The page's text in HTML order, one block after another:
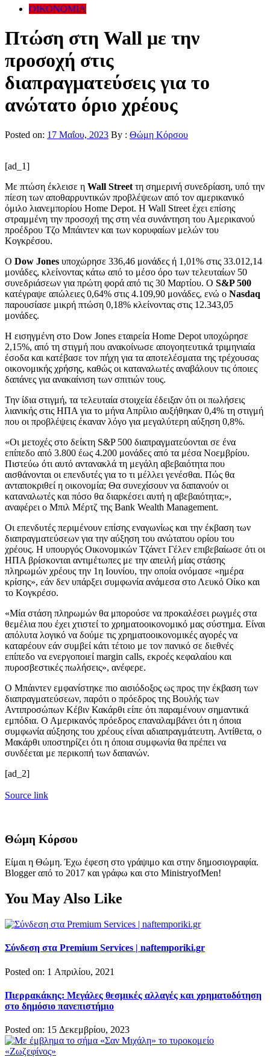
ΟΙΚΟΝΟΜΙΑ
Πτώση στη Wall με την
προσοχή στις
διαπραγματεύσεις για το
ανώτατο όριο χρέους
Posted on: 17 Μαΐου, 2023 By : Θώμη Κόρσου
[ad_1]
Mε πτώση έκλεισε η Wall Street τη σημερινή συνεδρίαση, υπό την
πίεση των αποθαρρυντικών προβλέψεων από τον αμερικανικό
όμιλο λιανεμπορίου Home Depot. Η Wall Street έχει επίσης
στραμμένη την προσοχή της στη νέα συνάντηση του Αμερικανού
προέδρου Τζο Μπάιντεν και των κορυφαίων μελών του
Κογκρέσου.
Ο Dow Jones υποχώρησε 336,46 μονάδες ή 1,01% στις 33.012,14
μονάδες, κλείνοντας κάτω από το μέσο όρο των τελευταίων 50
συνεδριάσεων για πρώτη φορά από τις 30 Μαρτίου. Ο S&P 500
κατέγραψε απώλειες 0,64% στις 4.109,90 μονάδες, ενώ ο Nasdaq
παρουσίασε μικρή πτώση 0,18% κλείνοντας στις 12.343,05
μονάδες.
Η εισηγμένη στο Dow Jones εταιρεία Home Depot υποχώρησε
2,15%, από τη στιγμή που ανακοίνωσε απογοητευτικά τριμηνιαία
έσοδα και κατέβασε τον πήχη για τα αποτελέσματα της τρέχουσας
οικονομικής χρήσης, καθώς οι καταναλωτές αναβάλουν τις όποιες
δαπάνες για ανακαίνιση των σπιτιών τους.
Την ίδια στιγμή, τα τελευταία στοιχεία έδειξαν ότι οι πωλήσεις
λιανικής στις ΗΠΑ για το μήνα Απρίλιο αυξήθηκαν 0,4% τη στιγμή
που οι προβλέψεις έκαναν λόγο για μεγαλύτερη αύξηση 0,8%.
«Οι μετοχές στο δείκτη S&P 500 διαπραγματεύονται σε ένα
επίπεδο από 3.800 έως 4.200 μονάδες από τα μέσα Νοεμβρίου.
Πιστεύω ότι αυτό αντανακλά τη μεγάλη αβεβαιότητα που
αισθάνονται οι επενδυτές για το τι μέλλει γενέσθαι. Πώς θα
ανταποκριθεί η οικονομία; Θα συνεχίσουν να δαπανούν οι
καταναλωτές και πόσο θα διαρκέσει αυτή η αβεβαιότητα;»,
αναφέρει ο Μπιλ Μέρτζ της Bank Wealth Management.
Oι επενδυτές περιμένουν επίσης εναγωνίως και την έκβαση των
διαπραγματεύσεων για την αύξηση του ανώτατου ορίου του
χρέους. Η υπουργός Οικονομικών Τζάνετ Γέλεν επιβεβαίωσε ότι οι
ΗΠΑ βρίσκονται αντιμέτωπες με την απειλή μίας στάσης
πληρωμών χρέους την 1η Ιουνίου, την οποία ονόμασε «ημέρα
κρίσης», εάν δεν υπάρξει συμφωνία ανάμεσα στο Λευκό Οίκο και
το Κογκρέσο.
«Μία στάση πληρωμών θα μπορούσε να προκαλέσει ρωγμές στα
θεμέλια που έχει χτιστεί το χρηματοοικονομικό μας σύστημα. Είναι
απόλυτα λογικό να δούμε τις χρηματοοικονομικές αγορές να
καταρέουν εάν συμβεί κάτι τέτοιο με τον πανικό σε διεθνές
επίπεδο να ενεργοποιεί margin calls, εκροές κεφαλαίου και
πυροσβεστικές πωλήσεις», ανέφερε.
Ο Μπάιντεν εμφανίστηκε πιο αισιόδοξος ως προς την έκβαση των
διαπραγματεύσεων, παρότι ο πρόεδρος της Βουλής των
Αντιπροσώπων Κέβιν Κακάρθι είπε ότι παραμένουν σημαντικά
εμπόδια. Ο Αμερικανός πρόεδρος επαναλαμβάνει ότι η όποια
συμφωνία αύξησης του χρέους είναι αδιαπραγμάτευτη. Αντίθετα, ο
Μακάρθι υποστηρίζει ότι η όποια συμφωνία θα πρέπει να
συνδέεται με περικοπή των δαπανών.
[ad_2]
Source link
Θώμη Κόρσου
Είμαι η Θώμη. Έχω έφεση στο γράψιμο και στην δημοσιογραφία.
Blogger από το 2017 και γράφω και στο MinistryofMen!
You May Also Like
Σύνδεση στα Premium Services | naftemporiki.gr
Posted on: 1 Απριλίου, 2021
Πιερρακάκης: Μεγάλες θεσμικές αλλαγές και χρηματοδότηση
στο δημόσιο πανεπιστήμιο
Posted on: 15 Δεκεμβρίου, 2023